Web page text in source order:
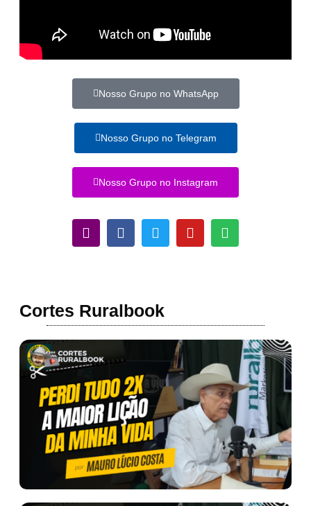
Nosso Grupo no WhatsApp
Nosso Grupo no Telegram
Nosso Grupo no Instagram
Cortes Ruralbook